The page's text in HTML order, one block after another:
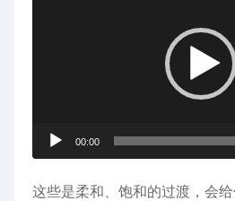
00:00
这些是柔和、饱和的过渡，会